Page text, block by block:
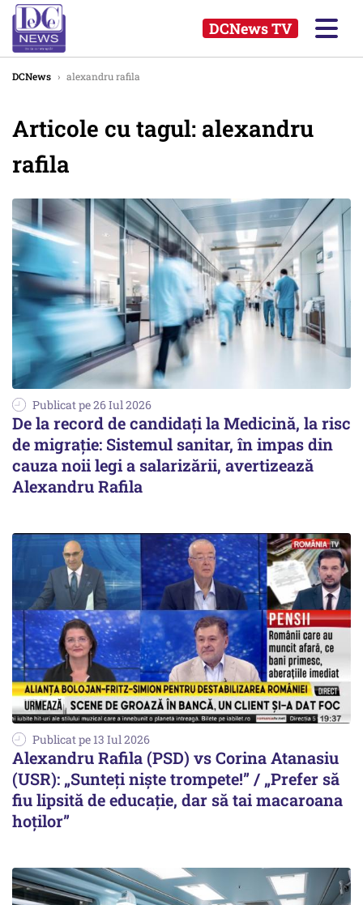
DCNews TV
DCNews › alexandru rafila
Articole cu tagul: alexandru
rafila
Publicat pe 26 Iul 2026
De la record de candidați la Medicină, la risc
de migrație: Sistemul sanitar, în impas din
cauza noii legi a salarizării, avertizează
Alexandru Rafila
Publicat pe 13 Iul 2026
Alexandru Rafila (PSD) vs Corina Atanasiu
(USR): „Sunteți niște trompete!” / „Prefer să
fiu lipsită de educație, dar să tai macaroana
hoților”